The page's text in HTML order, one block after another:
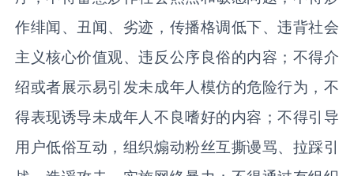
作绯闻、丑闻、劣迹，传播格调低下、违背社会
主义核心价值观、违反公序良俗的内容；不得介
绍或者展示易引发未成年人模仿的危险行为，不
得表现诱导未成年人不良嗜好的内容；不得引导
用户低俗互动，组织煽动粉丝互撕谩骂、拉踩引